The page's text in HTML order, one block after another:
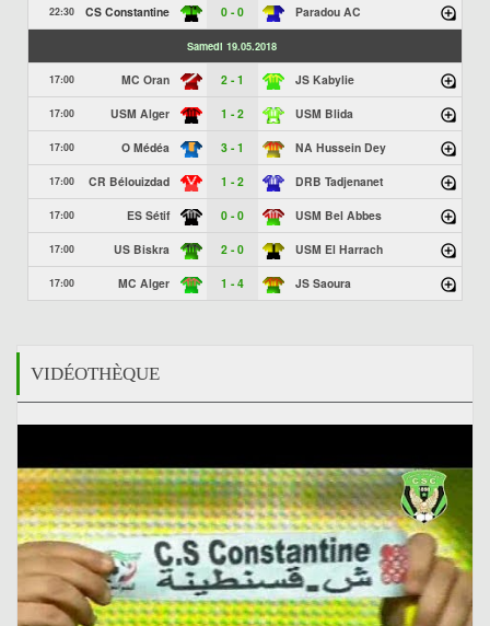
22:30 CS Constantine 0 - 0 Paradou AC
Samedi 19.05.2018
17:00 MC Oran 2 - 1 JS Kabylie
17:00 USM Alger 1 - 2 USM Blida
17:00 O Médéa 3 - 1 NA Hussein Dey
17:00 CR Bélouizdad 1 - 2 DRB Tadjenanet
17:00 ES Sétif 0 - 0 USM Bel Abbes
17:00 US Biskra 2 - 0 USM El Harrach
17:00 MC Alger 1 - 4 JS Saoura
VIDÉOTHÈQUE